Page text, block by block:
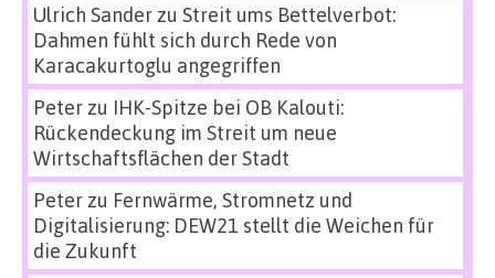
Ulrich Sanderzu Streit ums Bettelverbot:
Dahmen fühlt sich durch Rede von
Karacakurtoglu angegriffen
Peterzu IHK-Spitze bei OB Kalouti:
Rückendeckung im Streit um neue
Wirtschaftsflächen der Stadt
Peterzu Fernwärme, Stromnetz und
Digitalisierung: DEW21 stellt die Weichen für
die Zukunft